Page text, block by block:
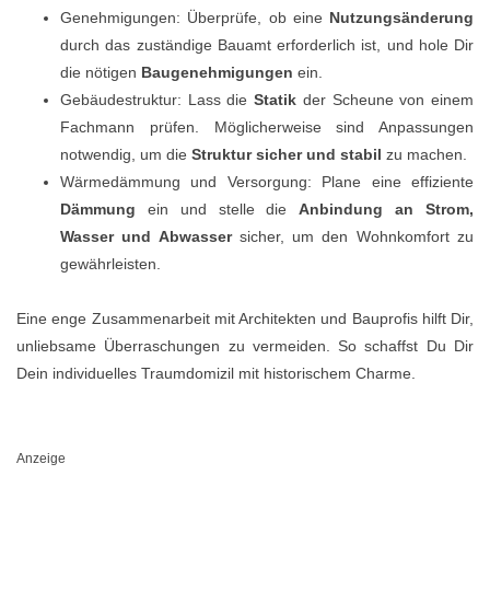
Genehmigungen: Überprüfe, ob eine Nutzungsänderung
durch das zuständige Bauamt erforderlich ist, und hole Dir
die nötigen Baugenehmigungen ein.
Gebäudestruktur: Lass dieStatik der Scheune von einem
Fachmann prüfen. Möglicherweise sind Anpassungen
notwendig, um die Struktur sicher und stabil zu machen.
Wärmedämmung und Versorgung: Plane eine effiziente
Dämmung ein und stelle dieAnbindung an Strom,
Wasser und Abwassersicher, um den Wohnkomfort zu
gewährleisten.
Eine enge Zusammenarbeit mit Architekten und Bauprofis hilft Dir,
unliebsame Überraschungen zu vermeiden. So schaffst Du Dir
Dein individuelles Traumdomizil mit historischem Charme.
Anzeige